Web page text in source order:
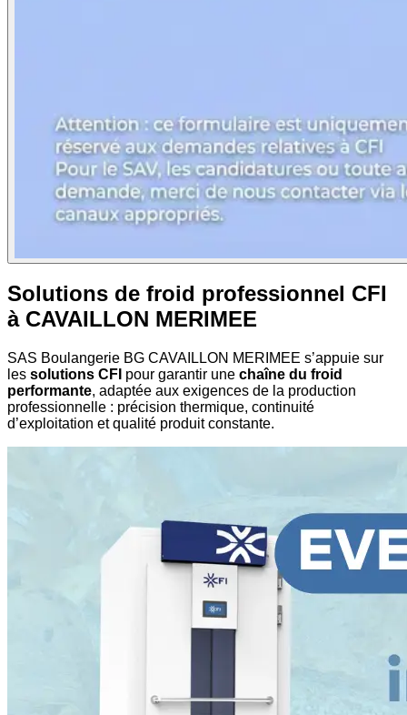
Solutions de froid professionnel CFI
à CAVAILLON MERIMEE
SAS Boulangerie BG CAVAILLON MERIMEE s’appuie sur
les solutions CFI pour garantir une chaîne du froid
performante, adaptée aux exigences de la production
professionnelle : précision thermique, continuité
d’exploitation et qualité produit constante.